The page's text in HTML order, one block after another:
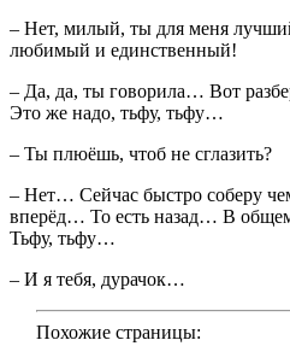
– Нет, милый, ты для меня
любимый и единственный!
– Да, да, ты говорила… Вот
Это же надо, тьфу, тьфу…
– Ты плюёшь, чтоб не сглазить?
– Нет… Сейчас быстро соберу
вперёд… То есть назад… В
Тьфу, тьфу…
– И я тебя, дурачок…
Похожие страницы: